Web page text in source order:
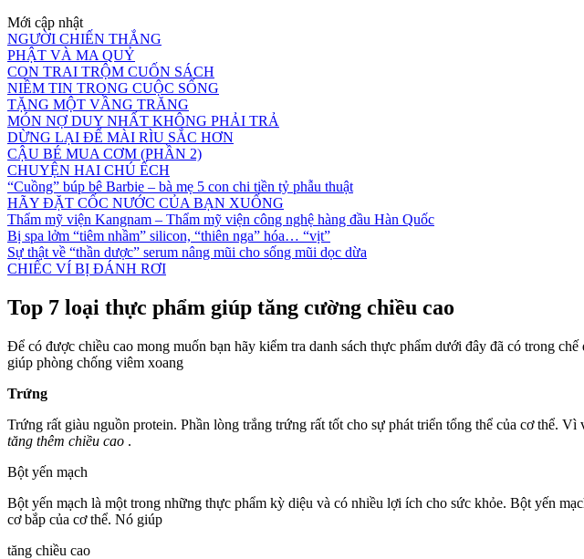
Mới cập nhật
NGƯỜI CHIẾN THẮNG
PHẬT VÀ MA QUỶ
CON TRAI TRỘM CUỐN SÁCH
NIỀM TIN TRONG CUỘC SỐNG
TẶNG MỘT VẦNG TRĂNG
MÓN NỢ DUY NHẤT KHÔNG PHẢI TRẢ
DỪNG LẠI ĐỂ MÀI RÌU SẮC HƠN
CẬU BÉ MUA CƠM (PHẦN 2)
CHUYỆN HAI CHÚ ẾCH
“Cuồng” búp bê Barbie – bà mẹ 5 con chi tiền tỷ phẫu thuật
HÃY ĐẶT CỐC NƯỚC CỦA BẠN XUỐNG
Thẩm mỹ viện Kangnam – Thẩm mỹ viện công nghệ hàng đầu Hàn Quốc
Bị spa lởm “tiêm nhầm” silicon, “thiên nga” hóa… “vịt”
Sự thật về “thần dược” serum nâng mũi cho sống mũi dọc dừa
CHIẾC VÍ BỊ ĐÁNH RƠI
Top 7 loại thực phẩm giúp tăng cường chiều cao
Để có được chiều cao mong muốn bạn hãy kiểm tra danh sách thực phẩm dưới đây đã có trong
giúp phòng chống viêm xoang
Trứng
Trứng rất giàu nguồn protein. Phần lòng trắng trứng rất tốt cho sự phát triển tổng thể của cơ thể. Vì
tăng thêm chiều cao .
Bột yến mạch
Bột yến mạch là một trong những thực phẩm kỳ diệu và có nhiều lợi ích cho sức khỏe. Bột yến
cơ bắp của cơ thể. Nó giúp
tăng chiều cao